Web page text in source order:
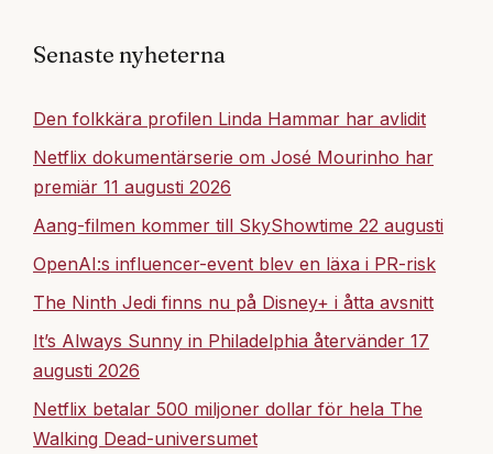
Senaste nyheterna
Den folkkära profilen Linda Hammar har avlidit
Netflix dokumentärserie om José Mourinho har
premiär 11 augusti 2026
Aang-filmen kommer till SkyShowtime 22 augusti
OpenAI:s influencer-event blev en läxa i PR-risk
The Ninth Jedi finns nu på Disney+ i åtta avsnitt
It’s Always Sunny in Philadelphia återvänder 17
augusti 2026
Netflix betalar 500 miljoner dollar för hela The
Walking Dead-universumet